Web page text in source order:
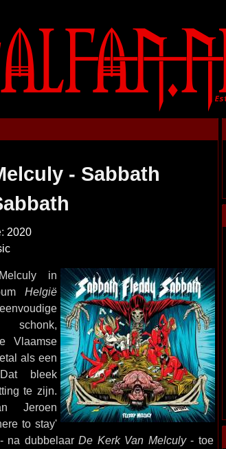
- Sabbath
2020
in
Helgië
schonk,
Vlaamse
als een
bleek
te zijn.
Jeroen
to stay'
na dubbelaarDe Kerk Van Melculy- toe